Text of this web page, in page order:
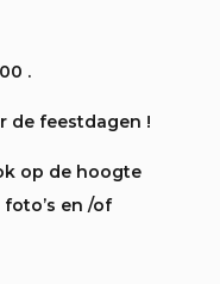
.
de feestdagen !
op de hoogte
en /of